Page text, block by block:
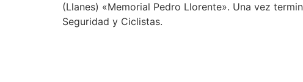
(Llanes) «Memorial Pedro Llorente». Una vez
Seguridad y Ciclistas.